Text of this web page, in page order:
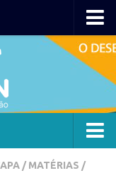
/ MATÉRIAS /